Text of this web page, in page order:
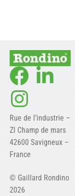
Rue de l’industrie –
ZI Champ de mars
42600 Savigneux –
France
© Gaillard Rondino
2026